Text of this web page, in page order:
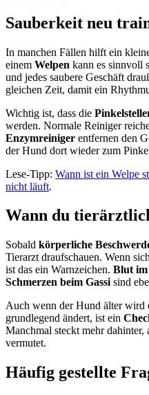
Sauberkeit neu
In manchen Fällen hilft ein
einem Welpen kann es sinnvoll
und jedes saubere Geschäft
gleichen Zeit, damit ein
Wichtig ist, dass die
werden. Normale Reiniger
Enzymreiniger entfernen den
der Hund dort wieder zum
Lese-Tipp: Wann ist ein Welpe
nicht läuft.
Wann du
Sobald körperliche
Tierarzt draufschauen. Wenn
ist das ein Warnzeichen. Blut
Schmerzen beim Gassi sind
Auch wenn der Hund älter wird
grundlegend ändert, ist ein
Manchmal steckt mehr
vermutet.
Häufig gestellte